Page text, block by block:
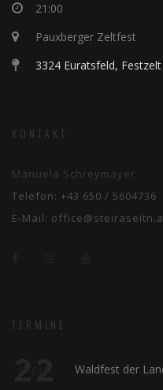
21:00
Pauxberger Zeltfest
3324 Euratsfeld, Festzelt
KONTAKT
Manuela Schreymayer
Telefon: +43 650 / 5604736
E-Mail:
TERMINE
Waldfest der